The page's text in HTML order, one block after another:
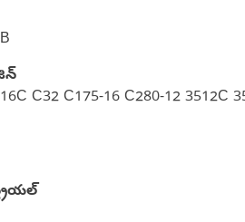
C32 C175-16 C280-12 3512C